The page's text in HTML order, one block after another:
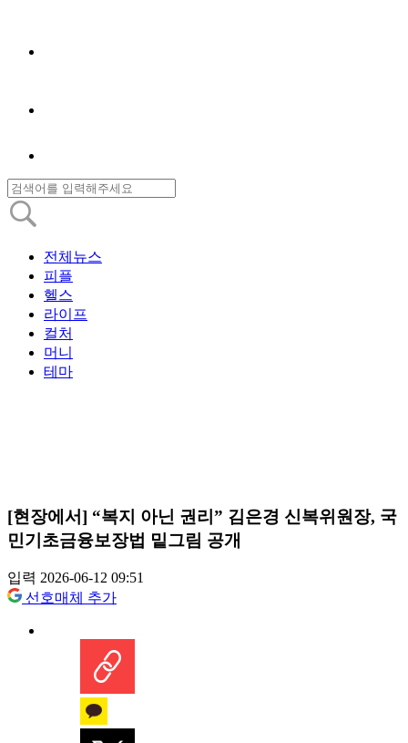
전체뉴스
피플
헬스
라이프
컬처
머니
테마
[현장에서] “복지 아닌 권리” 김은경 신복위원장, 국
민기초금융보장법 밑그림 공개
입력 2026-06-12 09:51
선호매체 추가